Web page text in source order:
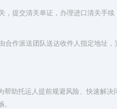
提交清关单证，办理进口清关手续
作派送团队送达收件人指定地址
助托运人提前规避风险、快速解决